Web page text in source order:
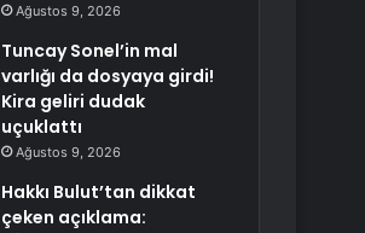
Ağustos 9, 2026
Tuncay Sonel’in mal
varlığı da dosyaya girdi!
Kira geliri dudak
uçuklattı
Ağustos 9, 2026
Hakkı Bulut’tan dikkat
çeken açıklama: